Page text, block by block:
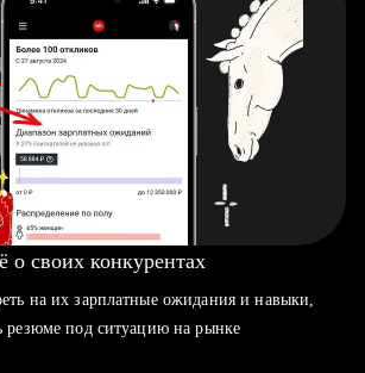
о своих конкурентах
на их зарплатные ожидания и навыки,
резюме под ситуацию на рынке